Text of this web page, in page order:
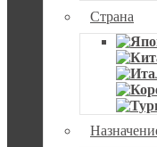
Страна